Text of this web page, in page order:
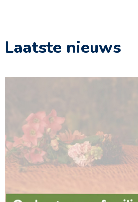
Laatste nieuws